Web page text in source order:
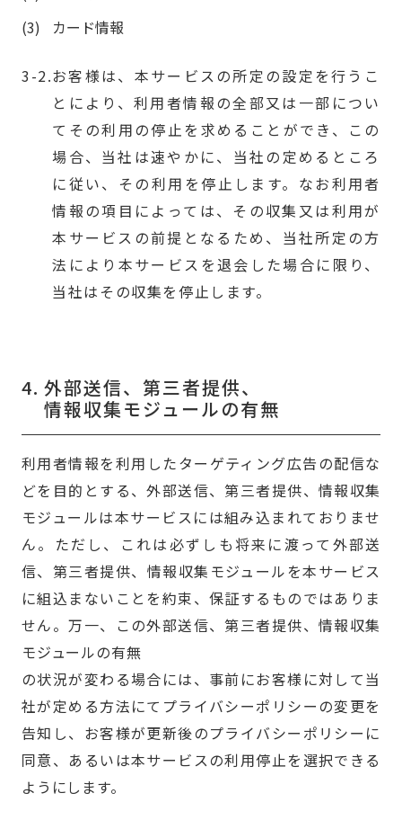
カード情報
お客様は、本サービスの所定の設定を行うこ
とにより、利用者情報の全部又は一部につい
てその利用の停止を求めることができ、この
場合、当社は速やかに、当社の定めるところ
に従い、その利用を停止します。なお利用者
情報の項目によっては、その収集又は利用が
本サービスの前提となるため、当社所定の方
法により本サービスを退会した場合に限り、
当社はその収集を停止します。
4. 外部送信、第三者提供、
情報収集モジュールの有無
利用者情報を利用したターゲティング広告の配信な
どを目的とする、外部送信、第三者提供、情報収集
モジュールは本サービスには組み込まれておりませ
ん。ただし、これは必ずしも将来に渡って外部送
信、第三者提供、情報収集モジュールを本サービス
に組込まないことを約束、保証するものではありま
せん。万一、この外部送信、第三者提供、情報収集
モジュールの有無
の状況が変わる場合には、事前にお客様に対して当
社が定める方法にてプライバシーポリシーの変更を
告知し、お客様が更新後のプライバシーポリシーに
同意、あるいは本サービスの利用停止を選択できる
ようにします。